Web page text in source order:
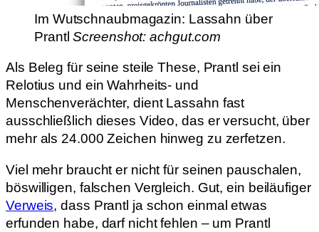
Im Wutschnaubmagazin: Lassahn über
PrantlScreenshot: achgut.com
Als Beleg für seine steile These, Prantl sei ein
Relotius und ein Wahrheits- und
Menschenverächter, dient Lassahn fast
ausschließlich dieses Video, das er versucht, über
mehr als 24.000 Zeichen hinweg zu zerfetzen.
Viel mehr braucht er nicht für seinen pauschalen,
böswilligen, falschen Vergleich. Gut, ein beiläufiger
Verweis, dass Prantl ja schon einmal etwas
erfunden habe, darf nicht fehlen – um Prantl